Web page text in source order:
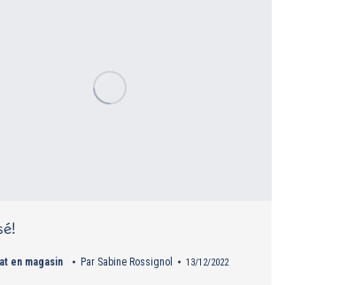
en magasin Par Sabine Rossignol 13/12/2022